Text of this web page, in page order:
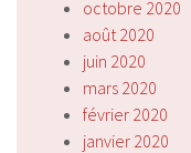
octobre 2020
août 2020
juin 2020
mars 2020
février 2020
janvier 2020